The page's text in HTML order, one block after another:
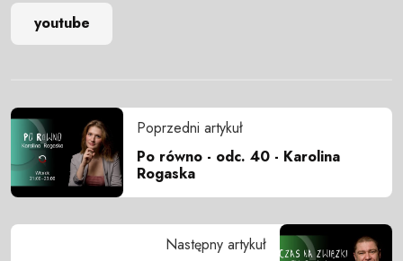
youtube
Poprzedni artykuł
Po równo - odc. 40 - Karolina
Rogaska
Następny artykuł